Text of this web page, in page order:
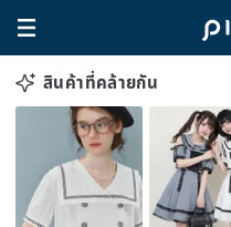
สินค้าที่คล้ายกัน